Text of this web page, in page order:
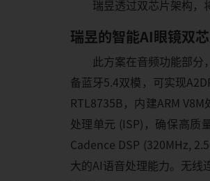
瑞昱透过双芯片架构，
瑞昱的智能AI眼镜双
此方案在音频功能部分
备蓝牙5.4双模，可实现
RTL8735B，内建ARM
处理单元 (ISP)，确保高质
Cadence DSP (320MHz,
大的AI语音处理能力。无线